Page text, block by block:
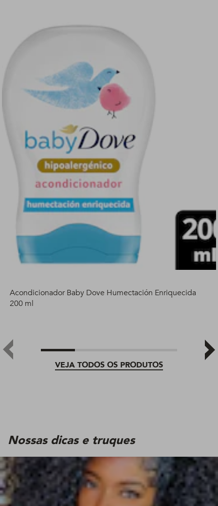
VEJA TODOS OS PRODUTOS
Acondicionador Baby Dove Humectación Enriquecida
200 ml
Nossas dicas e truques